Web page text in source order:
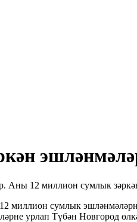
Аны 12 миллион сумлык
миллион сумлык
урлап Түбән Новгород